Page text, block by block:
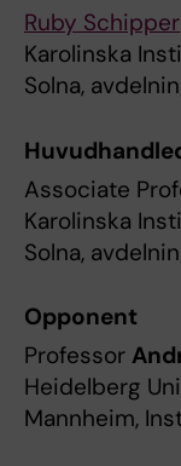
Ruby Schipper
Karolinska
Solna,
Associate
Karolinska
Solna,
Opponent
Professor
Heidelberg
Mannheim,